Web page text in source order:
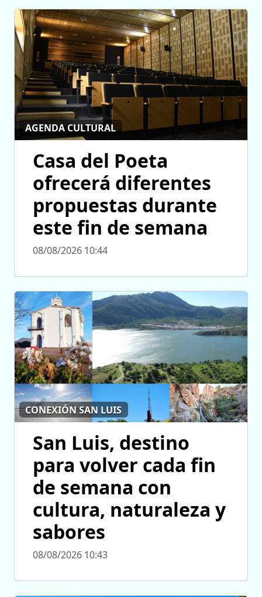
AGENDA CULTURAL
Casa del Poeta
ofrecerá diferentes
propuestas durante
este fin de semana
08/08/2026 10:44
CONEXIÓN SAN LUIS
San Luis, destino
para volver cada fin
de semana con
cultura, naturaleza y
sabores
08/08/2026 10:43